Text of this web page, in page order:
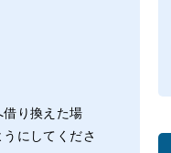
り換えた場
にしてくださ